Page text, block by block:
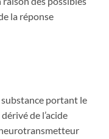
la réponse
portant le
de l’acide